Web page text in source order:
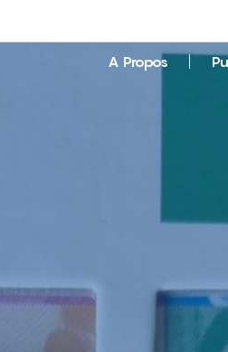
A Propos